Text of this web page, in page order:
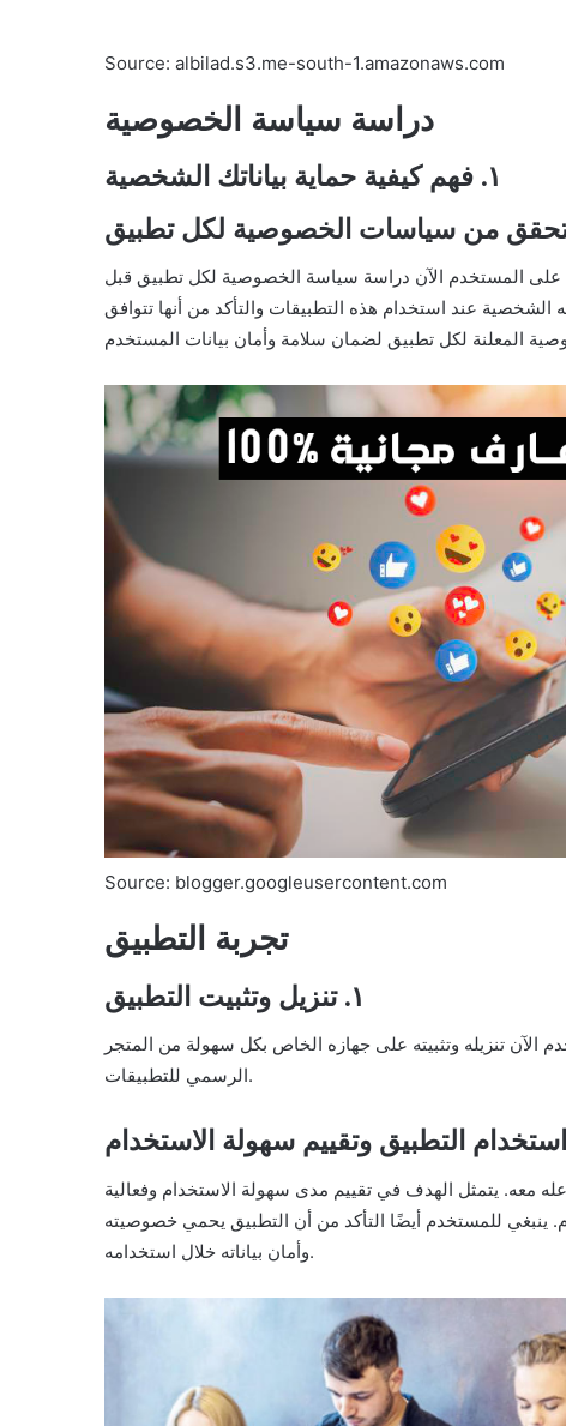
Source: albilad.s3.me-south-1.amazonaws.com
دراسة سياسة الخصوصية
١. فهم كيفية حماية بياناتك الشخصية
على المستخدم الآن دراسة سياسة الخصوصية لكل تطبيق قبل
الشخصية عند استخدام هذه التطبيقات والتأكد من أنها تتوافق
Source: blogger.googleusercontent.com
تجربة التطبيق
١. تنزيل وتثبيت التطبيق
تنزيله وتثبيته على جهازه الخاص بكل سهولة من المتجر
الرسمي للتطبيقات.
معه. يتمثل الهدف في تقييم مدى سهولة الاستخدام وفعالية
ينبغي للمستخدم أيضًا التأكد من أن التطبيق يحمي خصوصيته
وأمان بياناته خلال استخدامه.